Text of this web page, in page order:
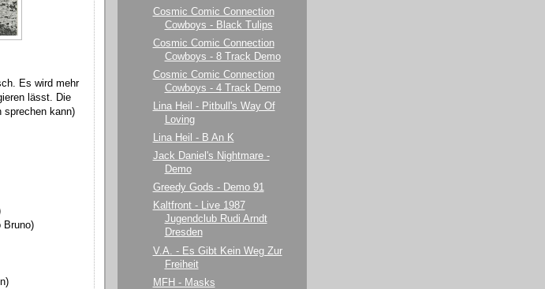
Es wird mehr
lässt. Die
sprechen kann)
Bruno)
Cosmic Comic Connection
Cowboys - Black Tulips
Cosmic Comic Connection
Cowboys - 8 Track Demo
Cosmic Comic Connection
Cowboys - 4 Track Demo
Lina Heil - Pitbull's Way Of
Loving
Lina Heil - B An K
Jack Daniel's Nightmare -
Demo
Greedy Gods - Demo 91
Kaltfront - Live 1987
Jugendclub Rudi Arndt
Dresden
V.A. - Es Gibt Kein Weg Zur
Freiheit
MFH - Masks